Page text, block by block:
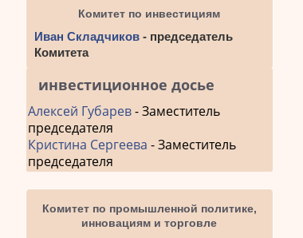
Комитет по инвестициям
Иван Складчиков - председатель
Комитета
инвестиционное досье
Алексей Губарев- Заместитель
председателя
Кристина Сергеева - Заместитель
председателя
Комитет по промышленной политике,
инновациям и торговле